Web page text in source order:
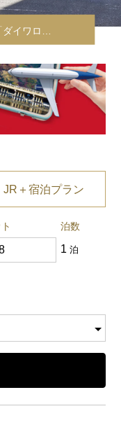
JR＋宿泊プラン
泊数
1 泊